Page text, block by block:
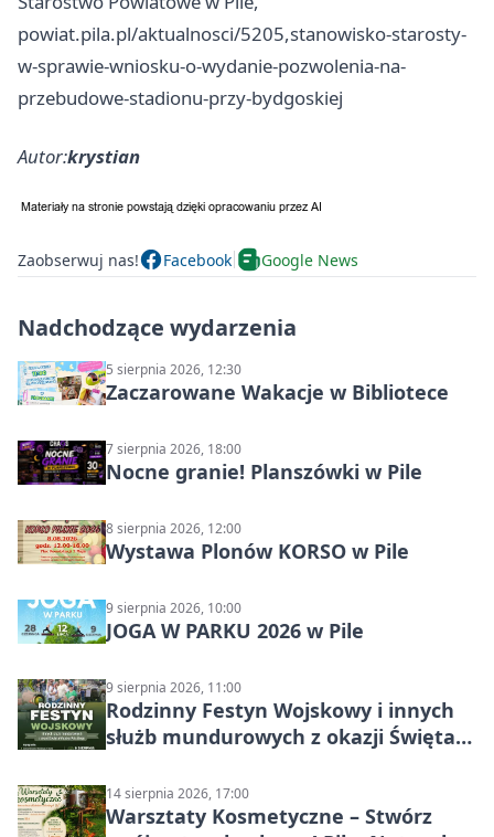
powiat.pila.pl/aktualnosci/5205,stanowisko-starosty-
w-sprawie-wniosku-o-wydanie-pozwolenia-na-
przebudowe-stadionu-przy-bydgoskiej
Autor:krystian
Zaobserwuj nas! Facebook Google News
Nadchodzące wydarzenia
5 sierpnia 2026, 12:30
Zaczarowane Wakacje w Bibliotece
7 sierpnia 2026, 18:00
Nocne granie! Planszówki w Pile
8 sierpnia 2026, 12:00
Wystawa Plonów KORSO w Pile
9 sierpnia 2026, 10:00
JOGA W PARKU 2026 w Pile
9 sierpnia 2026, 11:00
Rodzinny Festyn Wojskowy i innych
służb mundurowych z okazji Święta
14 sierpnia 2026, 17:00
Warsztaty Kosmetyczne – Stwórz